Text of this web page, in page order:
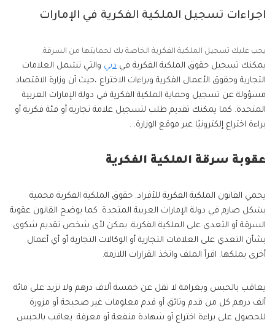
اجراءات تسجيل الملكية الفكرية في الإمارات
يجب عليك تسجيل الملكية الفكرية الخاصة بك لحمايتها من السرقة.
يمكنك تسجيل حقوق الملكية الفكرية في دبي والتي تشمل العلامات
التجارية وحقوق الأعمال الفكرية وبراءات الاختراع ،حيث أن وزارة الاقتصاد
مسؤولة عن تسجيل وحماية الملكية الفكرية في دولة الإمارات العربية
المتحدة. كما يمكنك تقديم طلب لتسجيل علامة تجارية أو فئة فكرية أو
براءة اختراع إلكترونيًا عبر موقع الوزارة. .
عقوبة سرقة الملكية الفكرية
يحمي القانون الملكية الفكرية للأفراد. حقوق الملكية الفكرية محمية
بشكل صارم في دولة الإمارات العربية المتحدة. كما يوضح القانون عقوبة
السرقة أو التعدي على الملكية الفكرية. يمكن لأي شخص تقديم شكوى
بشأن التعدي على العلامات التجارية أو الوكالات التجارية أو أي أعمال
أخرى يملكها. اقرأ الملف واتخذ القرارات اللازمة.
يعاقب بالحبس وبغرامة لا تقل عن خمسة آلاف درهم ولا تزيد على مائة
ألف درهم كل من قدم وثائق أو قدم معلومات غير صحيحة أو مزورة
للحصول على براءة اختراع أو شهادة منفعة أو معرفة. يعاقب بالحبس